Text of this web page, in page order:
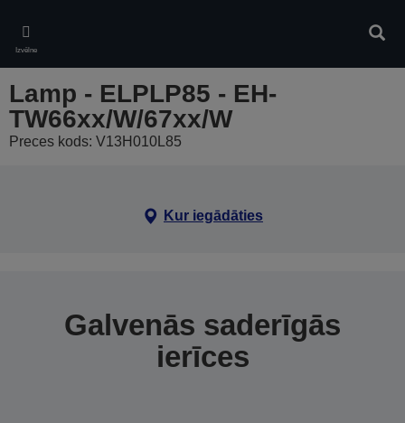
main
content
Izvēlne
Lamp - ELPLP85 - EH-
TW66xx/W/67xx/W
Preces kods: V13H010L85
Kur iegādāties
Galvenās saderīgās
ierīces